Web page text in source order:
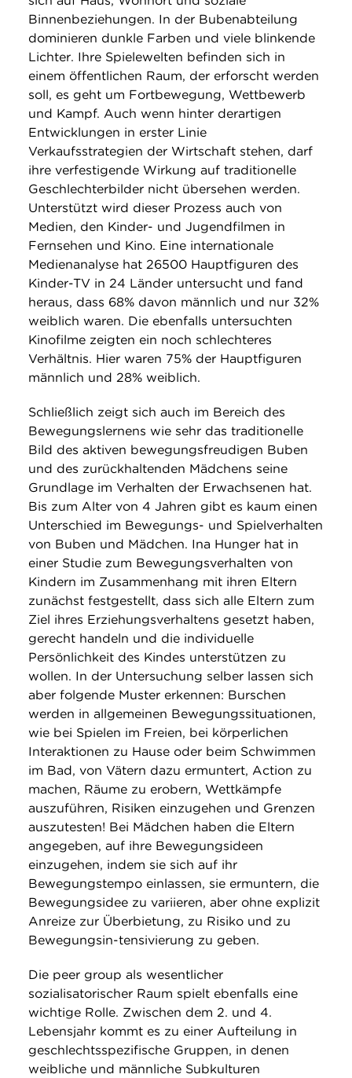
Binnenbeziehungen. In der Bubenabteilung
dominieren dunkle Farben und viele blinkende
Lichter. Ihre Spielewelten befinden sich in
einem öffentlichen Raum, der erforscht werden
soll, es geht um Fortbewegung, Wettbewerb
und Kampf. Auch wenn hinter derartigen
Entwicklungen in erster Linie
Verkaufsstrategien der Wirtschaft stehen, darf
ihre verfestigende Wirkung auf traditionelle
Geschlechterbilder nicht übersehen werden.
Unterstützt wird dieser Prozess auch von
Medien, den Kinder- und Jugendfilmen in
Fernsehen und Kino. Eine internationale
Medienanalyse hat 26500 Hauptfiguren des
Kinder-TV in 24 Länder untersucht und fand
heraus, dass 68% davon männlich und nur 32%
weiblich waren. Die ebenfalls untersuchten
Kinofilme zeigten ein noch schlechteres
Verhältnis. Hier waren 75% der Hauptfiguren
männlich und 28% weiblich.
Schließlich zeigt sich auch im Bereich des
Bewegungslernens wie sehr das traditionelle
Bild des aktiven bewegungsfreudigen Buben
und des zurückhaltenden Mädchens seine
Grundlage im Verhalten der Erwachsenen hat.
Bis zum Alter von 4 Jahren gibt es kaum einen
Unterschied im Bewegungs- und Spielverhalten
von Buben und Mädchen. Ina Hunger hat in
einer Studie zum Bewegungsverhalten von
Kindern im Zusammenhang mit ihren Eltern
zunächst festgestellt, dass sich alle Eltern zum
Ziel ihres Erziehungsverhaltens gesetzt haben,
gerecht handeln und die individuelle
Persönlichkeit des Kindes unterstützen zu
wollen. In der Untersuchung selber lassen sich
aber folgende Muster erkennen: Burschen
werden in allgemeinen Bewegungssituationen,
wie bei Spielen im Freien, bei körperlichen
Interaktionen zu Hause oder beim Schwimmen
im Bad, von Vätern dazu ermuntert, Action zu
machen, Räume zu erobern, Wettkämpfe
auszuführen, Risiken einzugehen und Grenzen
auszutesten! Bei Mädchen haben die Eltern
angegeben, auf ihre Bewegungsideen
einzugehen, indem sie sich auf ihr
Bewegungstempo einlassen, sie ermuntern, die
Bewegungsidee zu variieren, aber ohne explizit
Anreize zur Überbietung, zu Risiko und zu
Bewegungsin-tensivierung zu geben.
Die peer group als wesentlicher
sozialisatorischer Raum spielt ebenfalls eine
wichtige Rolle. Zwischen dem 2. und 4.
Lebensjahr kommt es zu einer Aufteilung in
geschlechtsspezifische Gruppen, in denen
weibliche und männliche Subkulturen